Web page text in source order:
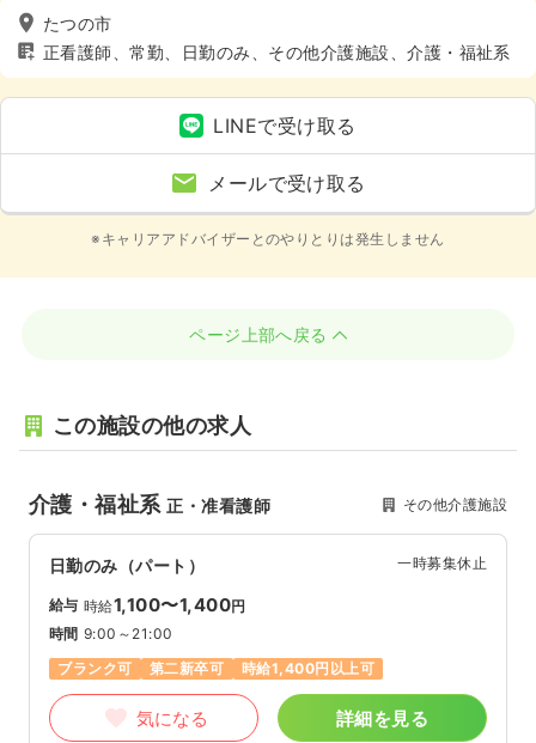
たつの市
正看護師、常勤、日勤のみ、その他介護施設、介護・福祉系
LINEで受け取る
メールで受け取る
※キャリアアドバイザーとのやりとりは発生しません
ページ上部へ戻る
この施設の他の求人
介護・福祉系正・准看護師 その他介護施設
日勤のみ（パート） 一時募集休止
給与 時給1,100〜1,400円
時間 9:00～21:00
ブランク可
第二新卒可 時給1,400円以上可
気になる 詳細を見る